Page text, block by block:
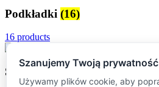
Podkładki (16)
16 products
Stoliki kawowe (16)